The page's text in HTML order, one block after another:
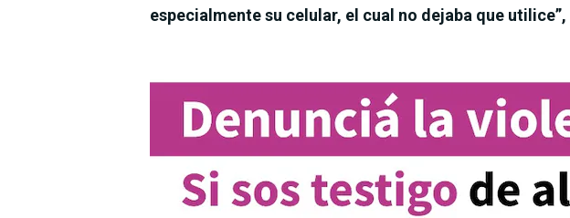
especialmente su celular, el cual no dejaba que utilice”,